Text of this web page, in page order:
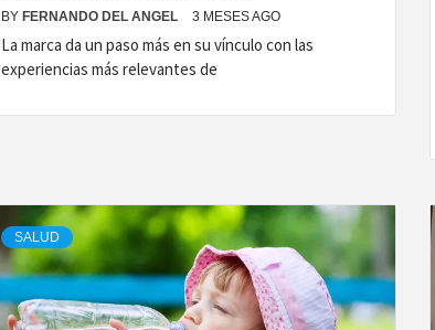
BY FERNANDO DEL ANGEL 3 MESES AGO
La marca da un paso más en su vínculo con las
experiencias más relevantes de
SALUD